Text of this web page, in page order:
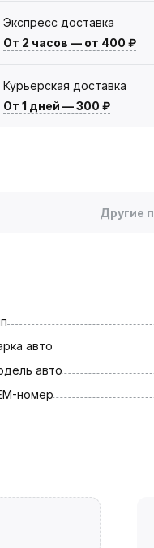
Экспресс доставка
От 2 часов — от 400 ₽
Курьерская доставка
От 1 дней —300 ₽
Другие
авто
авто
номер